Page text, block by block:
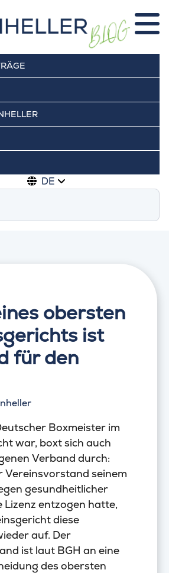
DE
obersten
ist
für den
Boxmeister im
war, boxt sich auch
Verband durch:
Vereinsvorstand seinem
gesundheitlicher
Lizenz entzogen hatte,
diese
auf. Der
ist laut BGH an eine
des obersten